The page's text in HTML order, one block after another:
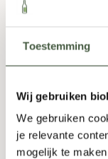
Toestemming
Wij gebruiken
We gebruiken
je relevante
mogelijk te
geschikt
Herkomst en
Limoncello
gemaakt in